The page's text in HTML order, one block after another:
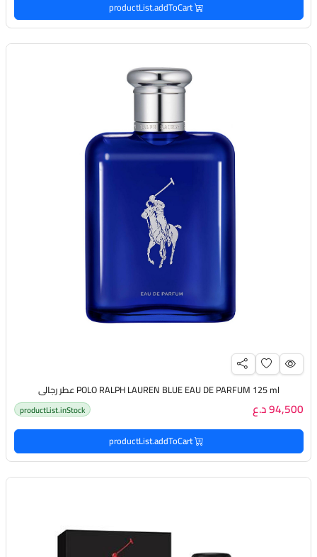
productList.addToCart
POLO RALPH LAUREN BLUE EAU DE PARFUM 125 ml عطر رجالي
94,500 د.ع productList.inStock
productList.addToCart